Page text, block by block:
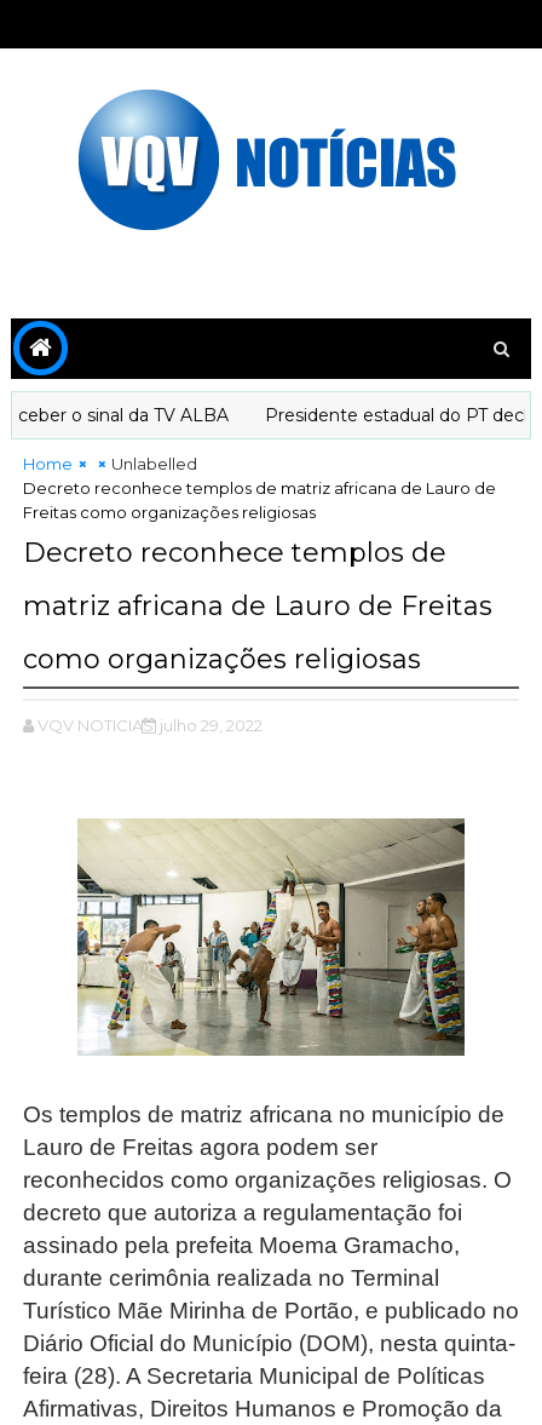
o sinal da TV ALBA Presidente estadual do PT
Home
Unlabelled
Decreto reconhece templos de matriz africana de Lauro de
Freitas como organizações religiosas
Decreto reconhece templos de
matriz africana de Lauro de Freitas
como organizações religiosas
VQV NOTICIAS julho 29, 2022
Os templos de matriz africana no município de
Lauro de Freitas agora podem ser
reconhecidos como organizações religiosas. O
decreto que autoriza a regulamentação foi
assinado pela prefeita Moema Gramacho,
durante cerimônia realizada no Terminal
Turístico Mãe Mirinha de Portão, e publicado no
Diário Oficial do Município (DOM), nesta quinta-
feira (28). A Secretaria Municipal de Políticas
Afirmativas, Direitos Humanos e Promoção da